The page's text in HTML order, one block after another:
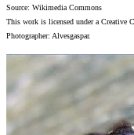
Source: Wikimedia Commons
This work is licensed under a Creative
Photographer: Alvesgaspar.